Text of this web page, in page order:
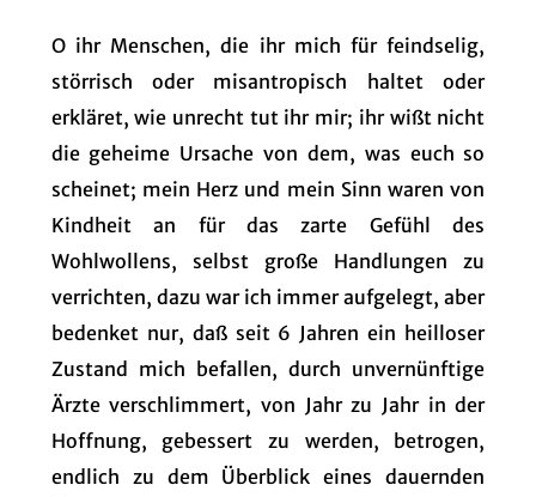
O ihr Menschen, die ihr mich für feindselig,
störrisch oder misantropisch haltet oder
erkläret, wie unrecht tut ihr mir; ihr wißt nicht
die geheime Ursache von dem, was euch so
scheinet; mein Herz und mein Sinn waren von
Kindheit an für das zarte Gefühl des
Wohlwollens, selbst große Handlungen zu
verrichten, dazu war ich immer aufgelegt, aber
bedenket nur, daß seit 6 Jahren ein heilloser
Zustand mich befallen, durch unvernünftige
Ärzte verschlimmert, von Jahr zu Jahr in der
Hoffnung, gebessert zu werden, betrogen,
endlich zu dem Überblick eines dauernden